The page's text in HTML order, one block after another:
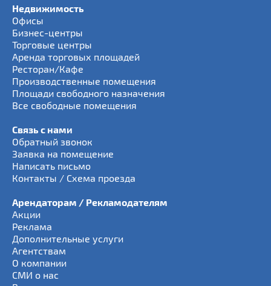
Недвижимость
Офисы
Бизнес-центры
Торговые центры
Аренда торговых площадей
Ресторан/Кафе
Производственные помещения
Площади свободного назначения
Все свободные помещения
Связь с нами
Обратный звонок
Заявка на помещение
Написать письмо
Контакты / Схема проезда
Арендаторам / Рекламодателям
Акции
Реклама
Дополнительные услуги
Агентствам
О компании
СМИ о нас